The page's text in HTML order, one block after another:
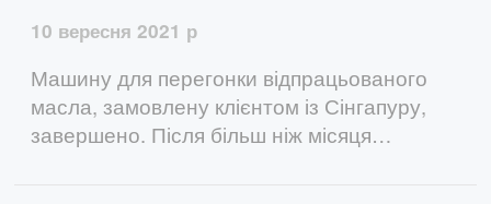
10 вересня 2021 р
Машину для перегонки відпрацьованого
масла, замовлену клієнтом із Сінгапуру,
завершено. Після більш ніж місяця